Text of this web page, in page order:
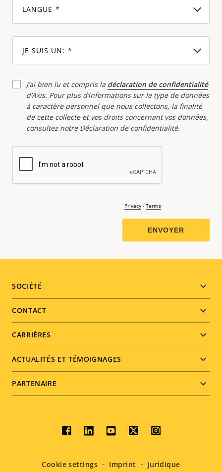
Footer
menu
SOCIÉTÉ
CONTACT
CARRIÈRES
ACTUALITÉS ET TÉMOIGNAGES
PARTENAIRE
Social
menu
Cookie settings Imprint Juridique